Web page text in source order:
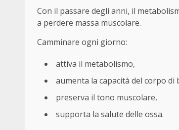
Con il passare degli anni, il
a perdere massa muscolare.
Camminare ogni giorno:
attiva il metabolismo,
aumenta la capacità del corpo di
preserva il tono muscolare,
supporta la salute delle ossa.